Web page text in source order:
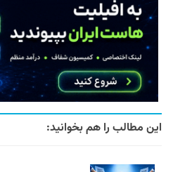
این مطالب را هم بخوانید: